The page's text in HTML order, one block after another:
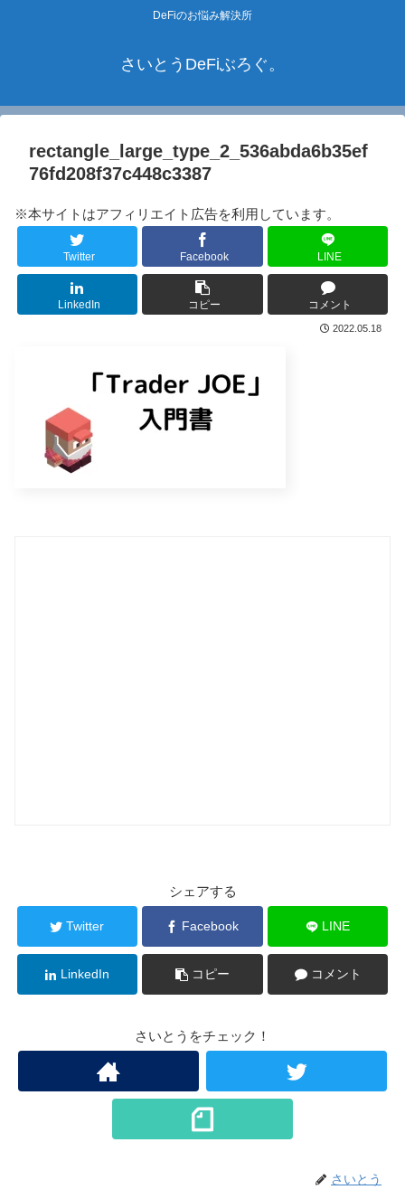
DeFiのお悩み解決所
さいとうDeFiぶろぐ。
rectangle_large_type_2_536abda6b35ef
76fd208f37c448c3387
※本サイトはアフィリエイト広告を利用しています。
Twitter Facebook LINE
LinkedIn コピー コメント
2022.05.18
シェアする
Twitter Facebook LINE
LinkedIn コピー コメント
さいとうをチェック！
さいとう